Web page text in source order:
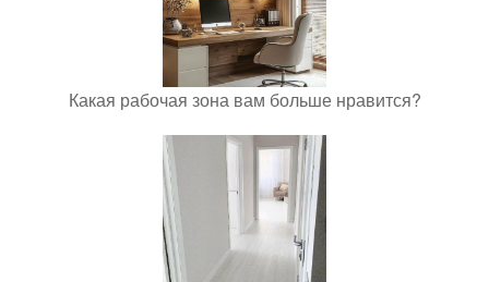
Какая рабочая зона вам больше нравится?